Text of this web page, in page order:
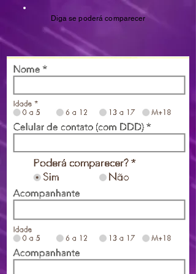
Diga se poderá comparecer